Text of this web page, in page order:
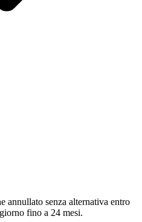
annullato senza alternativa entro
fino a 24 mesi.